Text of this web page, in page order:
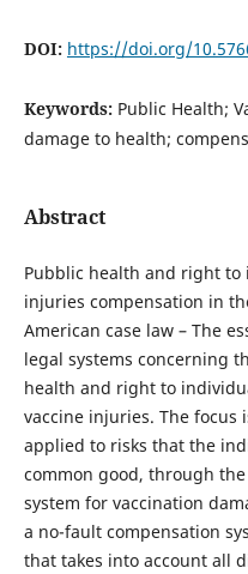
DOI: https://doi.org/
Keywords: Public Health;
damage to health;
Abstract
Pubblic health and right to
injuries compensation in
American case law – The
legal systems concerning
health and right to
vaccine injuries. The focus
applied to risks that the
common good, through
system for vaccination
a no-fault compensation
that takes into account all